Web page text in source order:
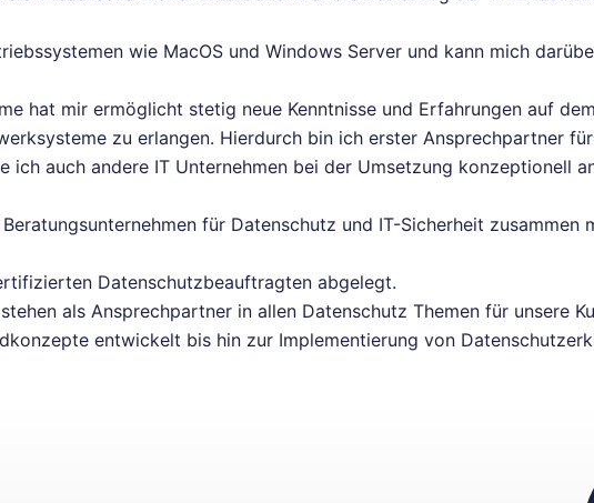
wie MacOS und Windows Server und kann mich
hat mir ermöglicht stetig neue Kenntnisse und Erfahrungen auf
zu erlangen. Hierdurch bin ich erster Ansprechpartner
ich auch andere IT Unternehmen bei der Umsetzung konzeptionell
für Datenschutz und IT-Sicherheit zusammen
Datenschutzbeauftragten abgelegt.
als Ansprechpartner in allen Datenschutz Themen für unsere
entwickelt bis hin zur Implementierung von